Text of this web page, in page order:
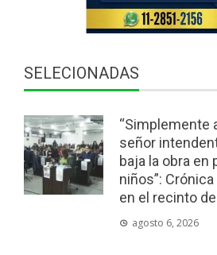
SELECIONADAS
“Simplemente
señor
baja la obra en
niños”:
en el recinto
agosto 6, 2026